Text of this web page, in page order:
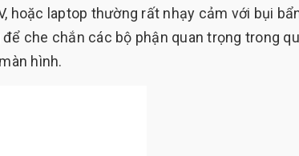
hoặc laptop thường rất nhạy cảm với bụi
che chắn các bộ phận quan trọng trong
hình.